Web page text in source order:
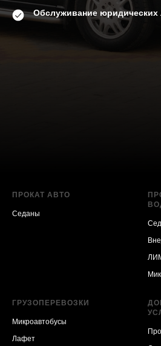
Обслуживание юридических
ПРОКАТ АВТО
Седаны
ГРУЗОПЕРЕВОЗКИ
Микроавтобусы
Лафет